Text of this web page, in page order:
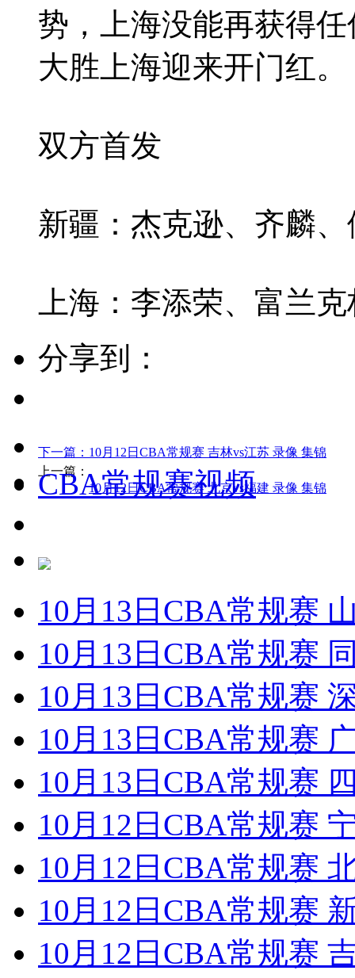
势，上海没能再获得
大胜上海迎来开门红。
双方首发
新疆：杰克逊、齐麟
上海：李添荣、富兰
分享到：
下一篇： 10月12日CBA常规赛 吉林vs江苏 录像 集锦
上一篇：10月12日CBA常规赛 北京vs福建 录像 集锦
CBA常规赛视频
10月13日CBA常规赛
10月13日CBA常规赛
10月13日CBA常规赛
10月13日CBA常规赛
10月13日CBA常规赛
10月12日CBA常规赛
10月12日CBA常规赛
10月12日CBA常规赛
10月12日CBA常规赛